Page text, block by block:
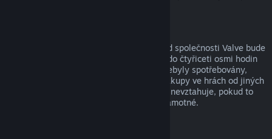
Vrácení peněz za jakýkoli nákup ve hře od společnosti Valve bude
poskytnuto, pokud byla žádost odeslána do čtyřiceti osmi hodin
od provedení nákupu a položky nákupu nebyly spotřebovány,
změněny či převedeny na jiný účet. Na nákupy ve hrách od jiných
společností než od Valve se tato možnost nevztahuje, pokud to
není vysloveně uvedeno při nákupu hry samotné.